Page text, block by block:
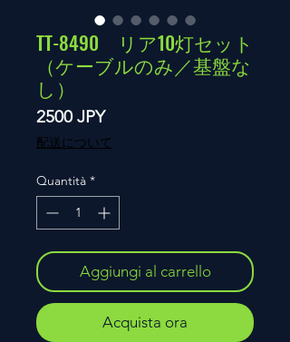
TT-8490 リア10灯セット
（ケーブルのみ／基盤な
し）
2500 JPYPrezzo
配送について
Quantità *
Aggiungi al carrello
Acquista ora